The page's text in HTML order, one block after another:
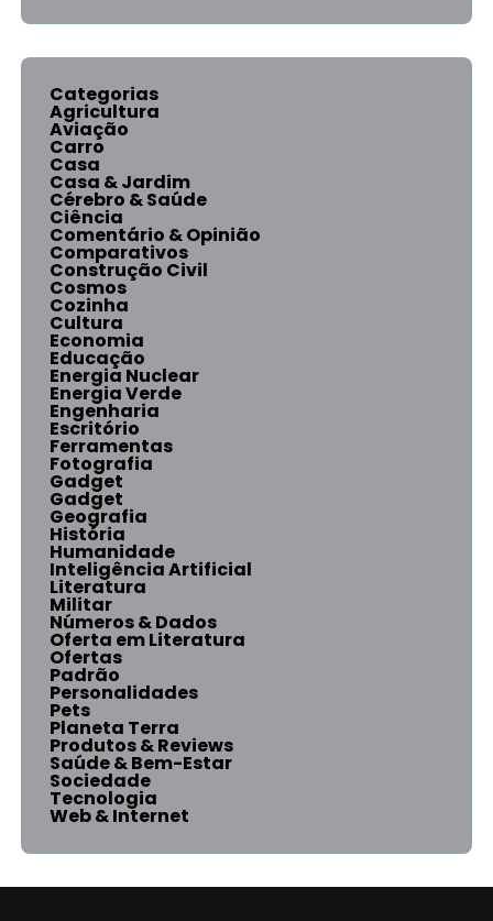
Categorias
Agricultura
Aviação
Carro
Casa
Casa & Jardim
Cérebro & Saúde
Ciência
Comentário & Opinião
Comparativos
Construção Civil
Cosmos
Cozinha
Cultura
Economia
Educação
Energia Nuclear
Energia Verde
Engenharia
Escritório
Ferramentas
Fotografia
Gadget
Gadget
Geografia
História
Humanidade
Inteligência Artificial
Literatura
Militar
Números & Dados
Oferta em Literatura
Ofertas
Padrão
Personalidades
Pets
Planeta Terra
Produtos & Reviews
Saúde & Bem-Estar
Sociedade
Tecnologia
Web & Internet